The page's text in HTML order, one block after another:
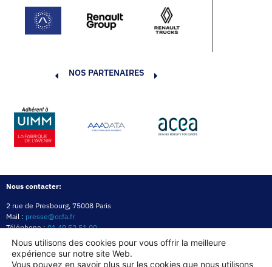
NOS PARTENAIRES
Nous contacter:
2 rue de Presbourg, 75008 Paris
Mail : presse@ccfa.fr
Téléphone :01 49 52 51 00
Réseau :
LinkedIn
Politique de confidentialitéMentions légalesPolitique des cookies
Nous utilisons des cookies pour vous offrir la meilleure
expérience sur notre site Web.
Vous pouvez en savoir plus sur les cookies que nous utilisons